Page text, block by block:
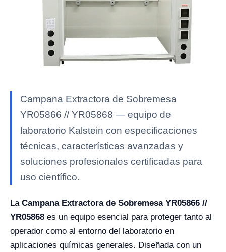
Campana Extractora de Sobremesa
YR05866 // YR05868 — equipo de
laboratorio Kalstein con especificaciones
técnicas, características avanzadas y
soluciones profesionales certificadas para
uso científico.
La Campana Extractora de Sobremesa YR05866 //
YR05868 es un equipo esencial para proteger tanto al
operador como al entorno del laboratorio en
aplicaciones químicas generales. Diseñada con un